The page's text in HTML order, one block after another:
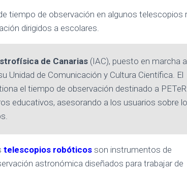
tiempo de observación en algunos telescopios
dirigidos a escolares.
de Canarias(IAC), puesto en marcha a
Unidad de Comunicación y Cultura Científica. El
el tiempo de observación destinado a
educativos, asesorando a los usuarios sobre
telescopios robóticosson instrumentos de
astronómica diseñados para trabajar de